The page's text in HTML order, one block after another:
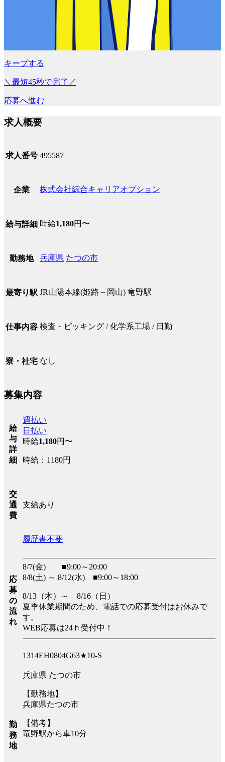
キープする
＼最短45秒で完了／
応募へ進む
求人概要
求人番号 495587
企業 株式会社綜合キャリアオプション
給与詳細 時給1,180円〜
勤務地 兵庫県 たつの市
最寄り駅 JR山陽本線(姫路～岡山) 竜野駅
仕事内容 検査・ピッキング / 化学系工場 / 日勤
寮・社宅 なし
募集内容
給
与
詳
細
週払い
日払い
時給1,180円〜
時給：1180円
交
通
費
支給あり
応
募
の
流
れ
履歴書不要
――――――――――――――――――――――――
8/7(金) ■9:00～20:00
8/8(土) ～ 8/12(水) ■9:00～18:00
8/13（木）～ 8/16（日）
夏季休業期間のため、電話での応募受付はお休みで
す。
WEB応募は24ｈ受付中！
――――――――――――――――――――――――
1314EH0804G63★10-S
勤
務
地
兵庫県 たつの市
【勤務地】
兵庫県たつの市
【備考】
竜野駅から車10分